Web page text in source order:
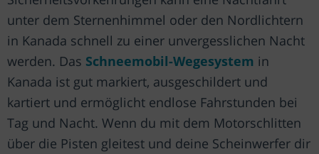
unter dem Sternenhimmel oder den Nordlichtern
in Kanada schnell zu einer unvergesslichen Nacht
werden. Das Schneemobil-Wegesystem in
Kanada ist gut markiert, ausgeschildert und
kartiert und ermöglicht endlose Fahrstunden bei
Tag und Nacht. Wenn du mit dem Motorschlitten
über die Pisten gleitest und deine Scheinwerfer dir